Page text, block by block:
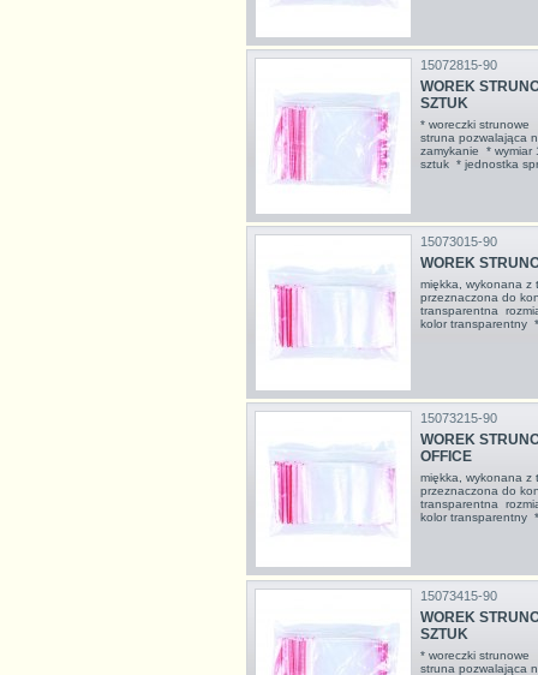
15072815-90
WOREK
SZTUK
* woreczki
struna pozwalająca
zamykanie * wymiar
sztuk * jednostka
15073015-90
WOREK
miękka, wykonana z
przeznaczona do
transparentna
kolor transparentny
15073215-90
WOREK
OFFICE
miękka, wykonana z
przeznaczona do
transparentna
kolor transparentny
15073415-90
WOREK
SZTUK
* woreczki
struna pozwalająca